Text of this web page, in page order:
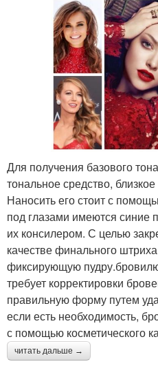
Гамма для макияжа
Глаз с красными
Стильные прически и
макияж
Макияж к голубым
волосам
Макияж для рыжих
Для получения базового
тональное средство,
Наносить его стоит с
под глазами имеются синие
их консилером. С целью
качестве финального
фиксирующую
требует корректировки
правильную форму путем
если есть необходимость,
с помощью косметического
читать дальше →